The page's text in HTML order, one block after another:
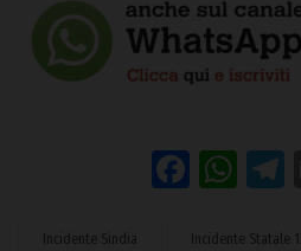
Incidente Sindia Incidente Statale